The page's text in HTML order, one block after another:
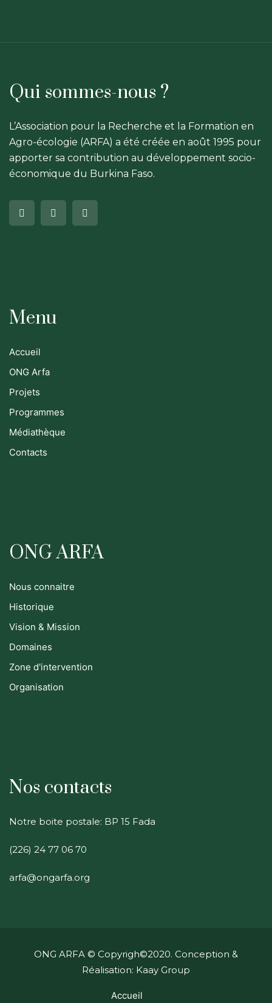
Qui sommes-nous ?
L’Association pour la Recherche et la Formation en
Agro-écologie (ARFA) a été créée en août 1995 pour
apporter sa contribution au développement socio-
économique du Burkina Faso.
Menu
Accueil
ONG Arfa
Projets
Programmes
Médiathèque
Contacts
ONG ARFA
Nous connaitre
Historique
Vision & Mission
Domaines
Zone d'intervention
Organisation
Nos contacts
Notre boite postale: BP 15 Fada
(226) 24 77 06 70
arfa@ongarfa.org
ONG ARFA © Copyrigh©2020. Conception &
Réalisation: Kaay Group
Accueil